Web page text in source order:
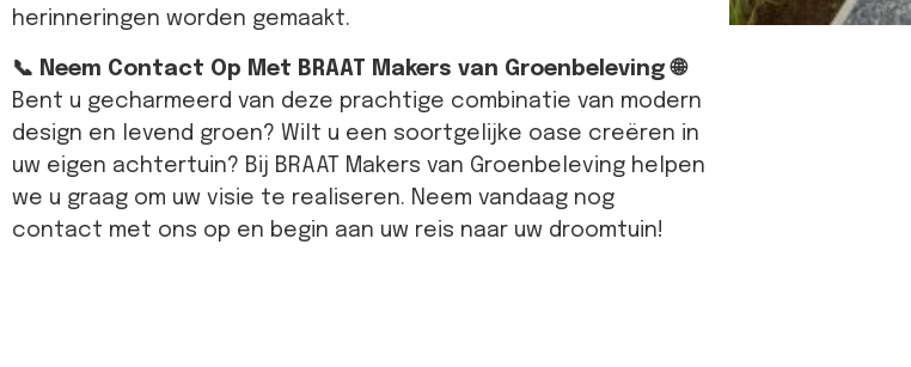
herinneringen worden gemaakt.
📞 Neem Contact Op Met BRAAT Makers van Groenbeleving 🌐
Bent u gecharmeerd van deze prachtige combinatie van modern
design en levend groen? Wilt u een soortgelijke oase creëren in
uw eigen achtertuin? Bij BRAAT Makers van Groenbeleving helpen
we u graag om uw visie te realiseren. Neem vandaag nog
contact met ons op en begin aan uw reis naar uw droomtuin!